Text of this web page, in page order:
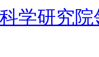
学研究